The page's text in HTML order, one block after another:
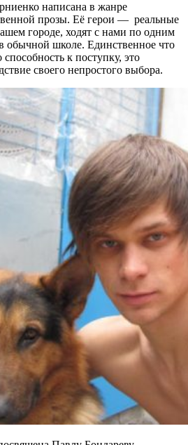
написана в жанре
прозы. Её герои — реальные
городе, ходят с нами по одним
обычной школе. Единственное что
к поступку, это
своего непростого выбора.